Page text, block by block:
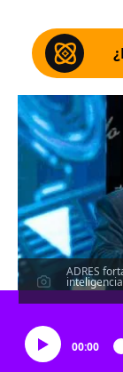
ADRES
00:00